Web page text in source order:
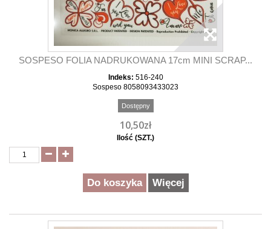
SOSPESO FOLIA NADRUKOWANA 17cm MINI SCRAP...
Indeks: 516-240
Sospeso 8058093433023
Dostępny
10,50zł
Ilość (SZT.)
Do koszyka Więcej